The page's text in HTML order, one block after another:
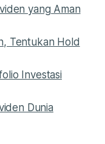
yang Aman
Tentukan Hold
Investasi
Dunia